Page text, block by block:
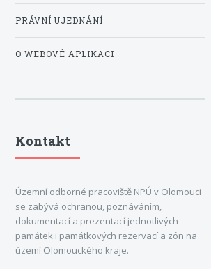
PRÁVNÍ UJEDNÁNÍ
O WEBOVÉ APLIKACI
Kontakt
Územní odborné pracoviště NPÚ v Olomouci
se zabývá ochranou, poznáváním,
dokumentací a prezentací jednotlivých
památek i památkových rezervací a zón na
území Olomouckého kraje.